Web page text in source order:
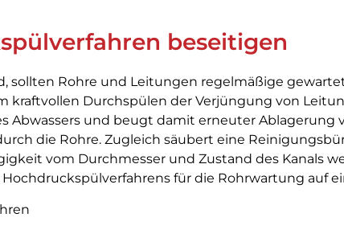
beseitigen
sollten Rohre und Leitungen regelmäßige
kraftvollen Durchspülen der Verjüngung von
und beugt damit erneuter Ablagerung
die Rohre. Zugleich säubert eine
vom Durchmesser und Zustand des Kanals
für die Rohrwartung auf